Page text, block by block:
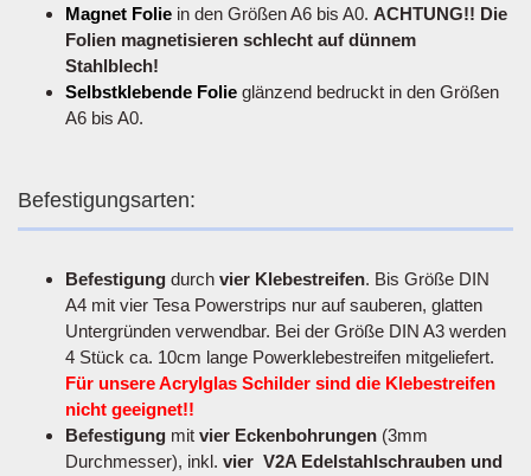
Magnet Folie in den Größen A6 bis A0. ACHTUNG!! Die
Folien magnetisieren schlecht auf dünnem
Stahlblech!
Selbstklebende Folie glänzend bedruckt in den Größen
A6 bis A0.
Befestigungsarten:
Befestigung durch vier Klebestreifen. Bis Größe DIN
A4 mit vier Tesa Powerstrips nur auf sauberen, glatten
Untergründen verwendbar. Bei der Größe DIN A3 werden
4 Stück ca. 10cm lange Powerklebestreifen mitgeliefert.
Für unsere Acrylglas Schilder sind die Klebestreifen
nicht geeignet!!
Befestigung mit vier Eckenbohrungen (3mm
Durchmesser), inkl. vier V2A Edelstahlschrauben und